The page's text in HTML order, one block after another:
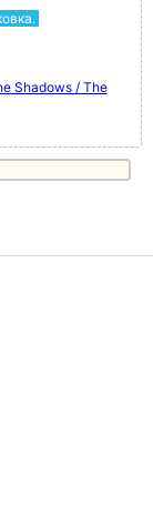
Shadows / The